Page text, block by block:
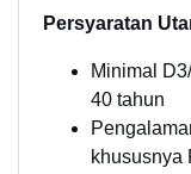
Persyaratan
Minimal
40 tahun
khususnya